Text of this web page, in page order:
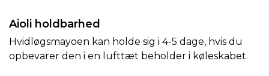
Aioli holdbarhed
Hvidløgsmayoen kan holde sig i 4-5 dage, hvis du
opbevarer den i en lufttæt beholder i køleskabet.